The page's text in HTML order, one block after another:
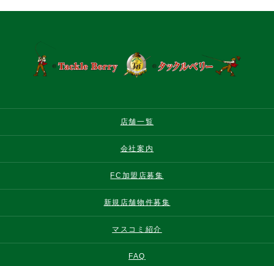
店舗一覧
会社案内
FC加盟店募集
新規店舗物件募集
マスコミ紹介
FAQ